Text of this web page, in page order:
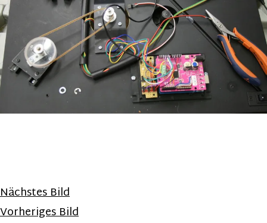
Nächstes Bild
Vorheriges Bild